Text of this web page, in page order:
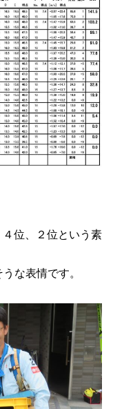
位、２位という素
な表情です。